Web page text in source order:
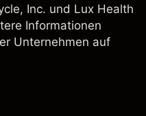
Inc. und Lux Health
Informationen
Unternehmen auf